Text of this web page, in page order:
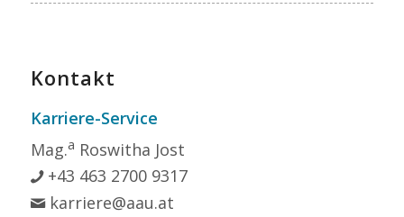
Kontakt
Karriere-Service
Mag.a Roswitha Jost
+43 463 2700 9317
karriere@aau.at